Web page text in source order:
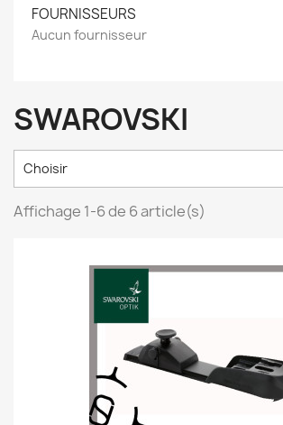
FOURNISSEURS
Aucun fournisseur
SWAROVSKI
Choisir
Affichage 1-6 de 6 article(s)